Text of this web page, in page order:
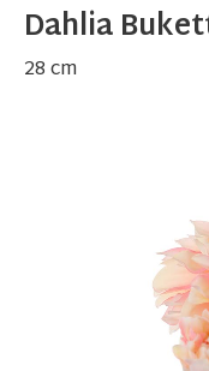
Dahlia
28 cm